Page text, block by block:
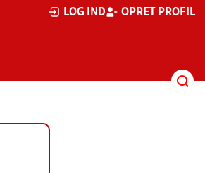
LOG IND OPRET PROFIL